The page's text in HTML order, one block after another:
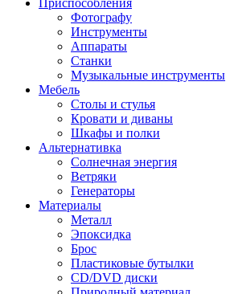
Приспособления
Фотографу
Инструменты
Аппараты
Станки
Музыкальные инструменты
Мебель
Столы и стулья
Кровати и диваны
Шкафы и полки
Альтернативка
Солнечная энергия
Ветряки
Генераторы
Материалы
Металл
Эпоксидка
Брос
Пластиковые бутылки
CD/DVD диски